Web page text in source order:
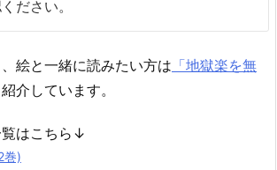
ださい。
絵と一緒に読みたい方は 「地獄楽を無
紹介しています。
はこちら↓
巻)